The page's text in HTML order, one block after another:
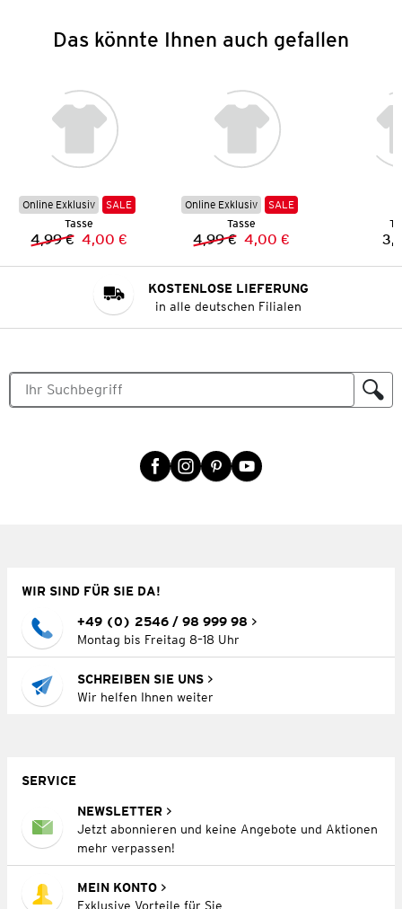
Das könnte Ihnen auch gefallen
Online Exklusiv
SALE
Tasse
Vorheriger Preis:
4,99 € Neuer Preis:
4,00 €
Online Exklusiv
SALE
Tasse
Vorheriger Preis:
4,99 € Neuer Preis:
4,00 €
KOSTENLOSE LIEFERUNG
in alle deutschen Filialen
WIR SIND FÜR SIE DA!
+49 (0) 2546 / 98 999 98
Montag bis Freitag 8–18 Uhr
SCHREIBEN SIE UNS
Wir helfen Ihnen weiter
SERVICE
NEWSLETTER
Jetzt abonnieren und keine Angebote und Aktionen
mehr verpassen!
MEIN KONTO
Exklusive Vorteile für Sie